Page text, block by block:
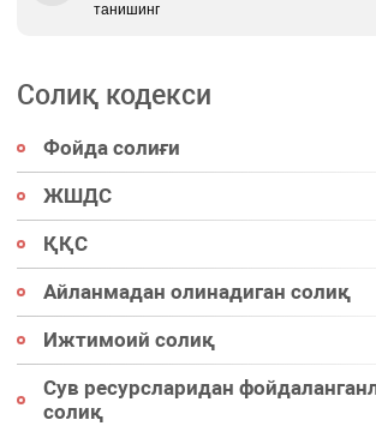
танишинг
Солиқ кодекси
Фойда солиғи
ЖШДС
ҚҚС
Айланмадан олинадиган солиқ
Ижтимоий солиқ
Сув ресурсларидан
солиқ